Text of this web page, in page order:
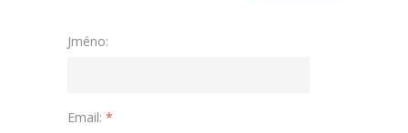
Jméno:
Email: *